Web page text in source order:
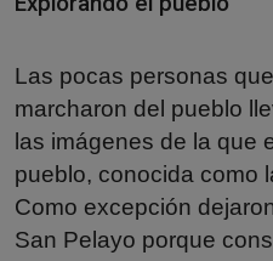
Las pocas personas
marcharon del pueblo
las imágenes de la que
pueblo, conocida como
Como excepción
San Pelayo porque